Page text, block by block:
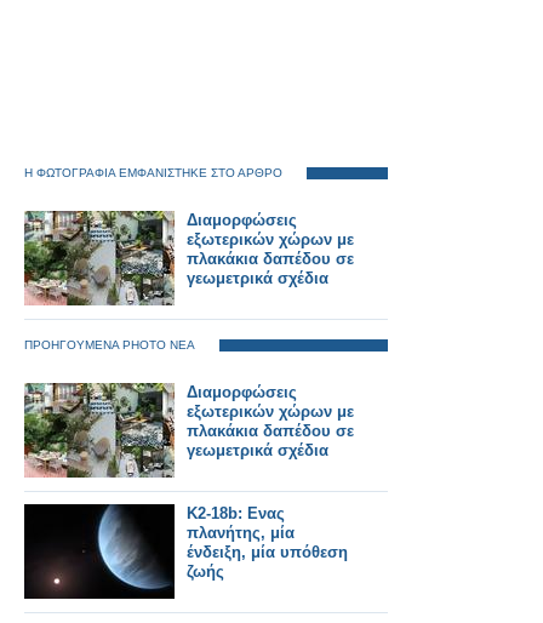
Η ΦΩΤΟΓΡΑΦΙΑ ΕΜΦΑΝΙΣΤΗΚΕ ΣΤΟ ΑΡΘΡΟ
Διαμορφώσεις
εξωτερικών χώρων με
πλακάκια δαπέδου σε
γεωμετρικά σχέδια
ΠΡΟΗΓΟΥΜΕΝΑ PHOTO ΝΕΑ
Διαμορφώσεις
εξωτερικών χώρων με
πλακάκια δαπέδου σε
γεωμετρικά σχέδια
K2-18b: Ενας
πλανήτης, μία
ένδειξη, μία υπόθεση
ζωής